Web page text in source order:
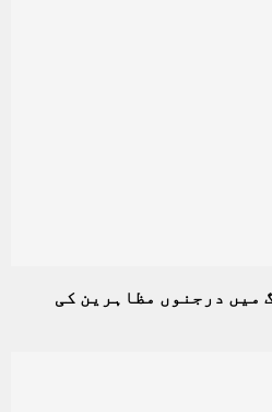
میں درجنوں مظاہرین کی